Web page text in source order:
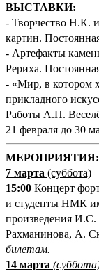
ВЫСТАВКИ:
- Творчество Н.К.
картин.
- Артефакты
Рериха.
- «Мир, в котором
прикладного
Работы А.П.
21 февраля до 30
МЕРОПРИЯТИЯ:
7 марта (суббота)
15:00 Концерт
и студенты НМК
произведения
Рахманинова, А.
билетам.
14 марта